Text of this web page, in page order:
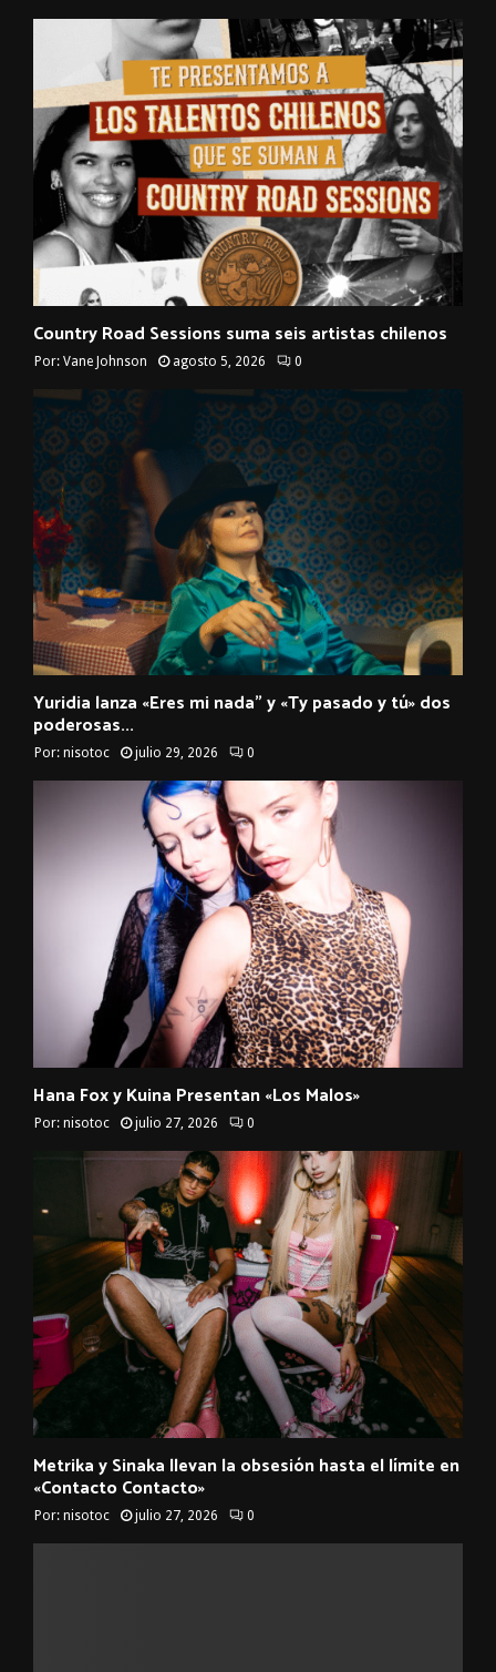
Country Road Sessions suma seis artistas chilenos
Por: Vane Johnson agosto 5, 2026 0
Yuridia lanza «Eres mi nada” y «Ty pasado y tú» dos
poderosas...
Por: nisotoc julio 29, 2026 0
Hana Fox y Kuina Presentan «Los Malos»
Por: nisotoc julio 27, 2026 0
Metrika y Sinaka llevan la obsesión hasta el límite en
«Contacto Contacto»
Por: nisotoc julio 27, 2026 0